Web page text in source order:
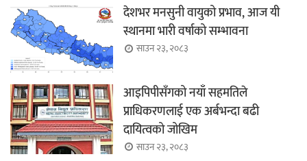
देशभर मनसुनी वायुको प्रभाव, आज यी
स्थानमा भारी वर्षाको सम्भावना
साउन २३, २०८३
आइपिपीसँगको नयाँ सहमतिले
प्राधिकरणलाई एक अर्बभन्दा बढी
दायित्वको जोखिम
साउन २३, २०८३